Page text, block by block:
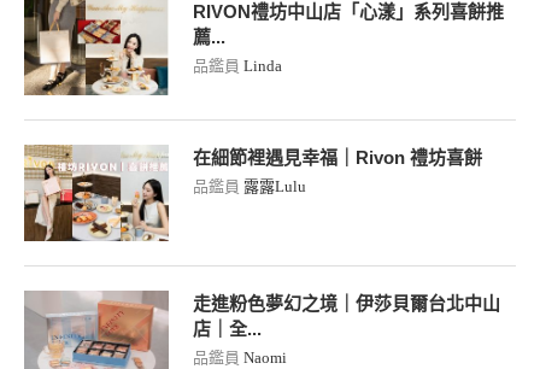
RIVON禮坊中山店「心漾」系列喜餅推
薦...
品鑑員 Linda
在細節裡遇見幸福｜Rivon 禮坊喜餅
品鑑員 露露Lulu
走進粉色夢幻之境｜伊莎貝爾台北中山
店｜全...
品鑑員 Naomi